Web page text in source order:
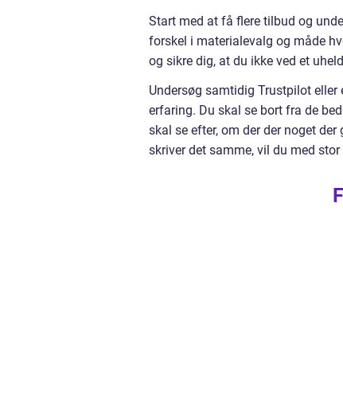
Start med at få flere tilbud og
forskel i materialevalg og måde
og sikre dig, at du ikke ved et
Undersøg samtidig Trustpilot
erfaring. Du skal se bort fra de
skal se efter, om der der noget
skriver det samme, vil du med